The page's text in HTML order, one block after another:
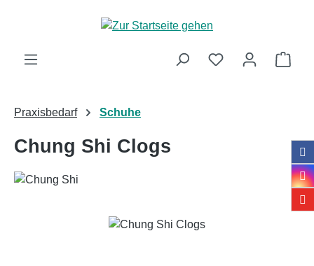
Zum Hauptinhalt springen
Praxisbedarf Schuhe
Chung Shi Clogs
Bildergalerie überspringen